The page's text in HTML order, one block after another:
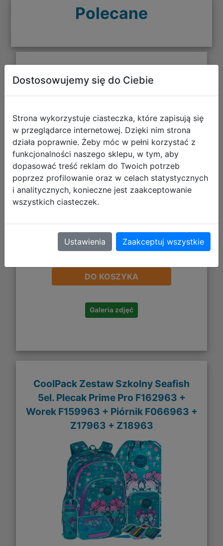
Polecane
CoolPack Zestaw Szkolny Seafish
5el. Plecak Fast F163963 + Worek
Z17963 + Z18963
254,94 zł
DO KOSZYKA
Galeria zdjęć
CoolPack Zestaw Szkolny Seafish
5el. Plecak Prime Pro F162963 +
Worek F159963 + Piórnik F066963 +
Z17963 + Z18963
Dostosowujemy się do Ciebie
Strona wykorzystuje ciasteczka, które zapisują się
w przeglądarce internetowej. Dzięki nim strona
działa poprawnie. Żeby móc w pełni korzystać z
funkcjonalności naszego sklepu, w tym, aby
dopasować treść reklam do Twoich potrzeb
poprzez profilowanie oraz w celach statystycznych
i analitycznych, konieczne jest zaakceptowanie
wszystkich ciasteczek.
Ustawienia Zaakceptuj wszystkie